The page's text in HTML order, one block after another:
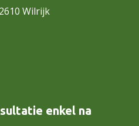
Wilrijk
enkel na